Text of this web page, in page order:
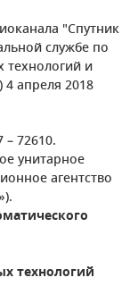
"Спутник
службе по
технологий и
апреля 2018
72610.
унитарное
агентство
технологий